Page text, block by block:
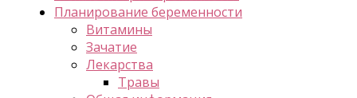
Планирование беременности
Витамины
Зачатие
Лекарства
Травы